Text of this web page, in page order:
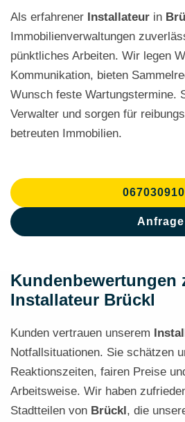
Als erfahrener Installateur in
Immobilienverwaltungen
pünktliches Arbeiten. Wir legen
Kommunikation, bieten
Wunsch feste Wartungstermine.
Verwalter und sorgen für
betreuten Immobilien.
Anfrage
Kundenbewertungen
Installateur Brückl
Kunden vertrauen unserem
Notfallsituationen. Sie schätzen
Reaktionszeiten, fairen Preise
Arbeitsweise. Wir haben
Stadtteilen von Brückl, die